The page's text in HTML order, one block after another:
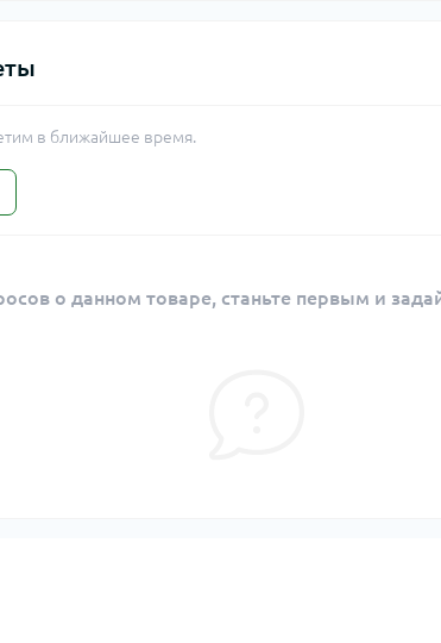
в ближайшее время.
о данном товаре, станьте первым и